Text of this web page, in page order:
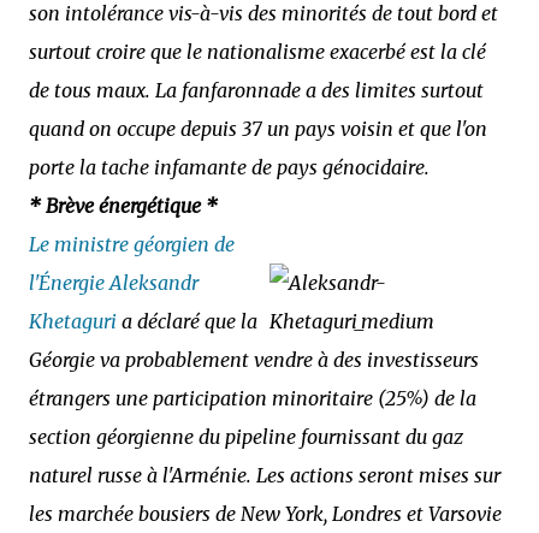
son intolérance vis-à-vis des minorités de tout bord et
surtout croire que le nationalisme exacerbé est la clé
de tous maux. La fanfaronnade a des limites surtout
quand on occupe depuis 37 un pays voisin et que l'on
porte la tache infamante de pays génocidaire.
* Brève énergétique *
Le ministre géorgien de
l'Énergie Aleksandr
Khetaguri a déclaré que la
Géorgie va probablement vendre à des investisseurs
étrangers une participation minoritaire (25%) de la
section géorgienne du pipeline fournissant du gaz
naturel russe à l'Arménie. Les actions seront mises sur
les marchée bousiers de New York, Londres et Varsovie